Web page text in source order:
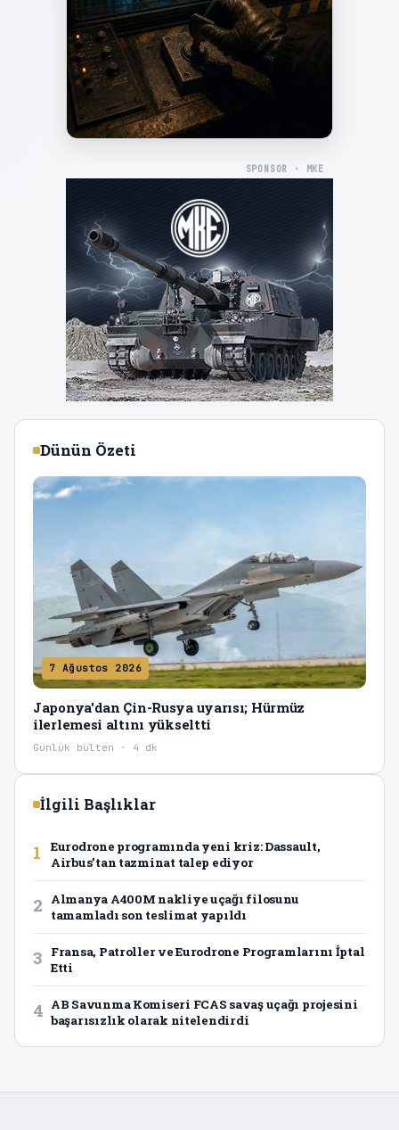
SPONSOR · MKE
Dünün Özeti
7 Ağustos 2026
Japonya'dan Çin-Rusya uyarısı; Hürmüz
ilerlemesi altını yükseltti
Günlük bülten · 4 dk
İlgili Başlıklar
1
Eurodrone programında yeni kriz: Dassault,
Airbus’tan tazminat talep ediyor
2
Almanya A400M nakliye uçağı filosunu
tamamladı son teslimat yapıldı
3
Fransa, Patroller ve Eurodrone Programlarını İptal
Etti
4 AB Savunma Komiseri FCAS savaş uçağı projesini
başarısızlık olarak nitelendirdi